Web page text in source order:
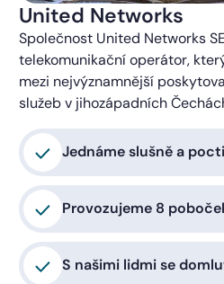
United Networks
Společnost United Networks
telekomunikační operátor,
mezi nejvýznamnější
služeb v jihozápadních
Jednáme slušně a
Provozujeme 8
S našimi lidmi se